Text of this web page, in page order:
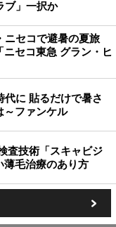
ブ」一択か
ニセコで避暑の夏旅
セコ東急 グラン・ヒ
に 貼るだけで暑さ
～ファンケル
査技術「スキャビジ
薄毛治療のあり方